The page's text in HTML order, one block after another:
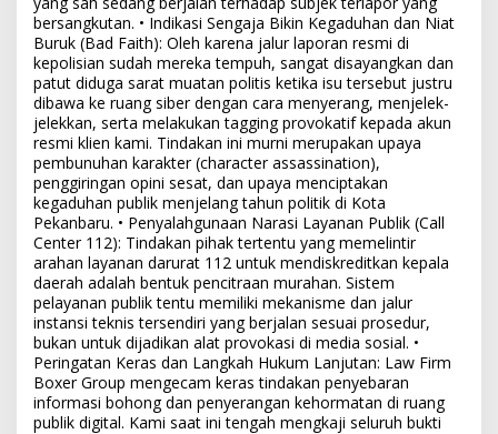
bersangkutan. • Indikasi Sengaja Bikin Kegaduhan dan Niat
Buruk (Bad Faith): Oleh karena jalur laporan resmi di
kepolisian sudah mereka tempuh, sangat disayangkan dan
patut diduga sarat muatan politis ketika isu tersebut justru
dibawa ke ruang siber dengan cara menyerang, menjelek-
jelekkan, serta melakukan tagging provokatif kepada akun
resmi klien kami. Tindakan ini murni merupakan upaya
pembunuhan karakter (character assassination),
penggiringan opini sesat, dan upaya menciptakan
kegaduhan publik menjelang tahun politik di Kota
Pekanbaru. • Penyalahgunaan Narasi Layanan Publik (Call
Center 112): Tindakan pihak tertentu yang memelintir
arahan layanan darurat 112 untuk mendiskreditkan kepala
daerah adalah bentuk pencitraan murahan. Sistem
pelayanan publik tentu memiliki mekanisme dan jalur
instansi teknis tersendiri yang berjalan sesuai prosedur,
bukan untuk dijadikan alat provokasi di media sosial. •
Peringatan Keras dan Langkah Hukum Lanjutan: Law Firm
Boxer Group mengecam keras tindakan penyebaran
informasi bohong dan penyerangan kehormatan di ruang
publik digital. Kami saat ini tengah mengkaji seluruh bukti